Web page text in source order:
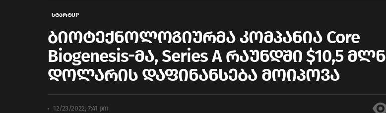
სტარტUP
ბიოტექნოლოგიურმა კომპანია Core
Biogenesis-მა, Series A რაუნდში $10,5 მლნ
დოლარის დაფინანსება მოიპოვა
12/23/2022, 7:41 pm